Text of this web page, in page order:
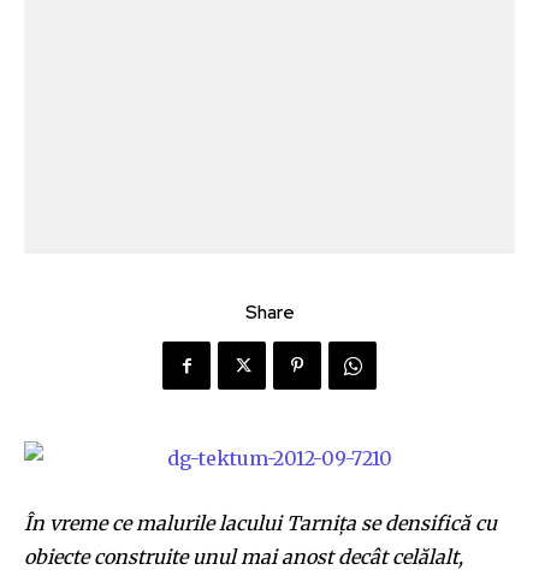
Share
În vreme ce malurile lacului Tarniţa se densifică cu
obiecte construite unul mai anost decât celălalt,